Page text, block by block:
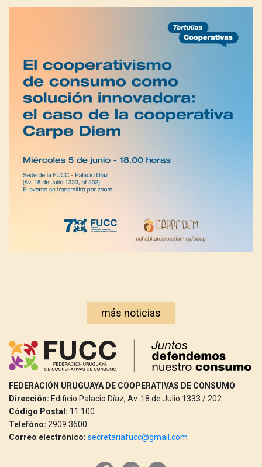
más noticias
FEDERACIÓN URUGUAYA DE COOPERATIVAS DE CONSUMO
Dirección: Edificio Palacio Díaz, Av. 18 de Julio 1333 / 202
Código Postal: 11.100
Telefóno: 2909 3600
Correo electrónico: secretariafucc@gmail.com